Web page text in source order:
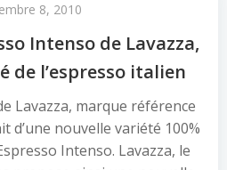
8, 2010
Intenso de Lavazza,
de l’espresso italien
Lavazza, marque référence
d’une nouvelle variété 100%
Intenso. Lavazza, le